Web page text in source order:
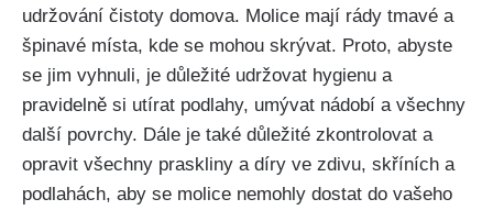
udržování čistoty ​domova. Molice‍ mají rády tmavé a
špinavé místa, ‍kde se mohou skrývat. Proto, abyste
se jim vyhnuli, je důležité udržovat hygienu a‍
pravidelně si utírat podlahy, umývat nádobí a všechny
další povrchy. Dále je také důležité zkontrolovat a
opravit všechny praskliny a díry ve zdivu, skříních a
podlahách, aby se molice nemohly dostat do vašeho ​